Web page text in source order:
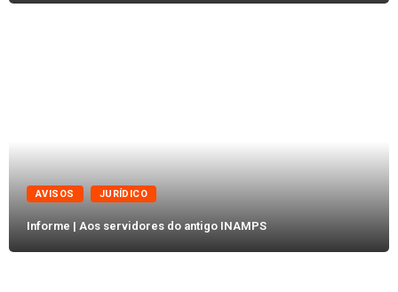
AVISOS JURÍDICO
Informe | Aos servidores do antigo INAMPS